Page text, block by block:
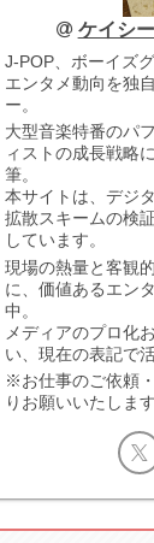
ケイシ
J-POP、ボーイズ
エンタメ動向を独
ー。
大型音楽特番のパ
ィストの成長戦略
筆。
本サイトは、デジ
拡散スキームの検
しています。
現場の熱量と客観
に、価値あるエン
中。
メディアのプロ化
い、現在の表記で
※お仕事のご依頼
りお願いいたします